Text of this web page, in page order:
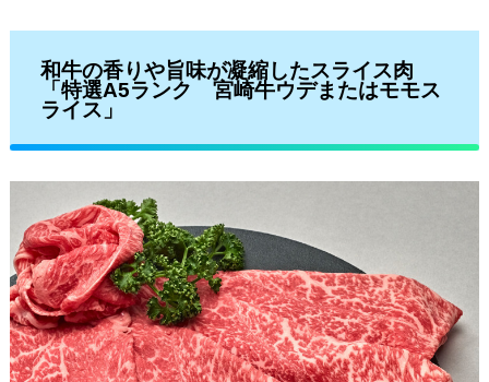
和牛の香りや旨味が凝縮したスライス肉
「特選A5ランク 宮崎牛ウデまたはモモス
ライス」